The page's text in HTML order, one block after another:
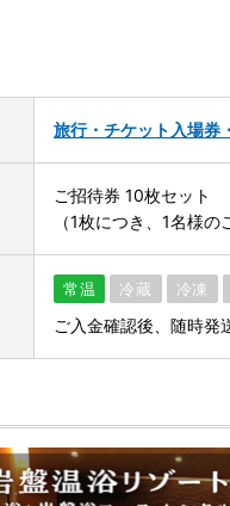
旅行・チケット入場券
ご招待券 10枚セット
（1枚につき、1名様の
常温 冷蔵 冷凍
ご入金確認後、随時発